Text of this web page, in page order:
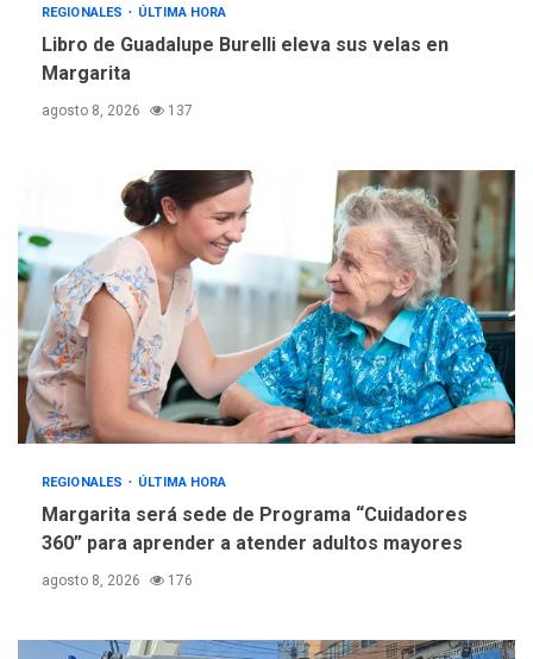
4
«Juan Bautista Arismendi» a
la altura de Macho Muerto
trabajan en diplomado para
creación y manejo de
estadísticas de turismo
REGIONALES ÚLTIMA HORA
Libro de Guadalupe Burelli eleva sus velas en
Margarita
agosto 8, 2026 137
REGIONALES ÚLTIMA HORA
Margarita será sede de Programa “Cuidadores
360” para aprender a atender adultos mayores
agosto 8, 2026 176